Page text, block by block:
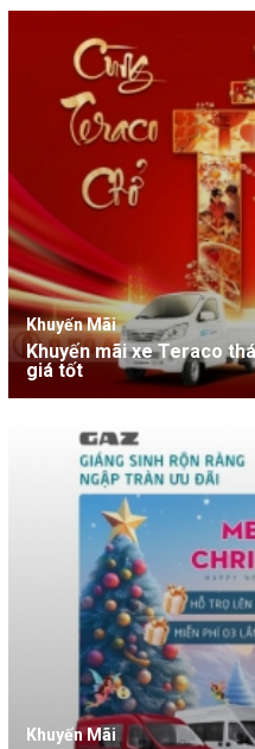
Khuyến Mãi
Khuyến mãi xe Teraco
giá tốt
Khuyến Mãi